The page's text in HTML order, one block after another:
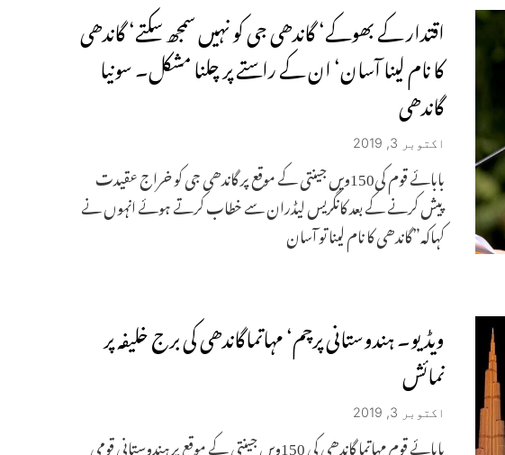
اقتدار کے بھوکے‘ گاندھی جی کو نہیں سمجھ سکتے‘ گاندھی
کا نام لینا آسان‘ ان کے راستے پر چلنا مشکل۔ سونیا
گاندھی
اکتوبر 3, 2019
بابائے قوم کی150ویں جینتی کے موقع پر گاندھی جی کو خراج عقیدت
پیش کرنے کے بعد کانگریس لیڈران سے خطاب کرتے ہوئے انہوں نے
کہاکہ”گاندھی کا نام لینا تو آسان
ویڈیو۔ ہندوستانی پرچم‘ مہاتماگاندھی کی برج خلیفہ پر
نمائش
اکتوبر 3, 2019
بابائے قوم مہاتما گاندھی کی 150ویں جینتی کے موقع پر ہندوستانی قومی